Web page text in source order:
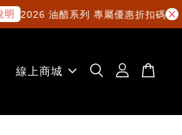
2026 油醋系列 專屬優惠折扣碼 →
線上商城